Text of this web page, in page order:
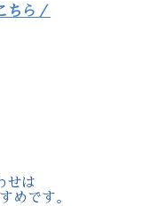
ちら／
せは
めです。